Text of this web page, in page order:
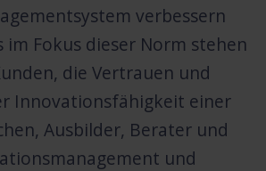
verbessern
im Fokus dieser Norm stehen
die Vertrauen und
Innovationsfähigkeit einer
Ausbilder, Berater und
und